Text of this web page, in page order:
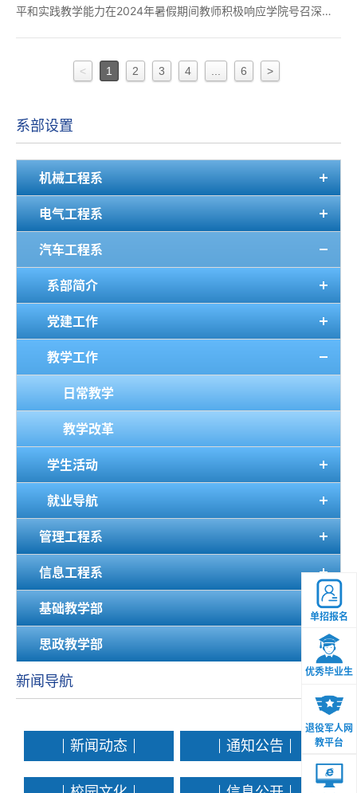
平和实践教学能力在2024年暑假期间教师积极响应学院号召深入
景下汽车工程系始终致力于培养符合企业需求的高...
< 1 2 3 4 6 >
系部设置
机械工程系
电气工程系
汽车工程系
系部简介
党建工作
教学工作
日常教学
教学改革
学生活动
就业导航
管理工程系
信息工程系
基础教学部
思政教学部
新闻导航
新闻动态 通知公告
单招报名
优秀毕业生
退役军人网
教平台